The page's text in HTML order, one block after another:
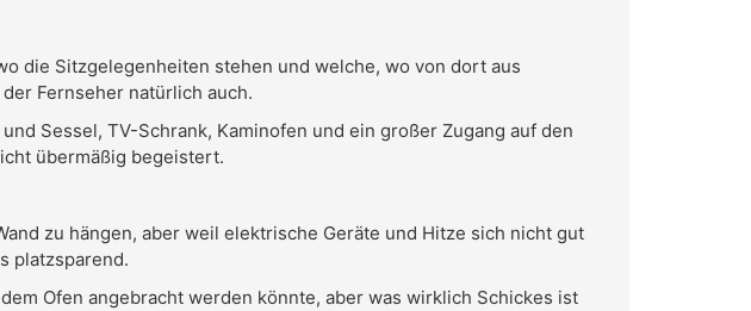
die Sitzgelegenheiten stehen und welche, wo von dort aus
Fernseher natürlich auch.
Sessel, TV-Schrank, Kaminofen und ein großer Zugang auf den
übermäßig begeistert.
zu hängen, aber weil elektrische Geräte und Hitze sich nicht gut
platzsparend.
Ofen angebracht werden könnte, aber was wirklich Schickes ist